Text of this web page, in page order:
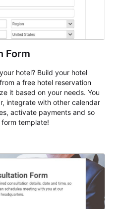
Form
hotel? Build your hotel
a free hotel reservation
it based on your needs. You
integrate with other calendar
activate payments and so
template!